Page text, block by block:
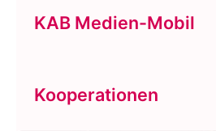
KAB Medien-Mobil
Kooperationen